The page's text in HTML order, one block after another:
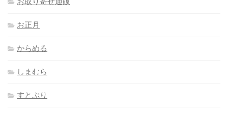
お正月
からめる
しまむら
すとぷり